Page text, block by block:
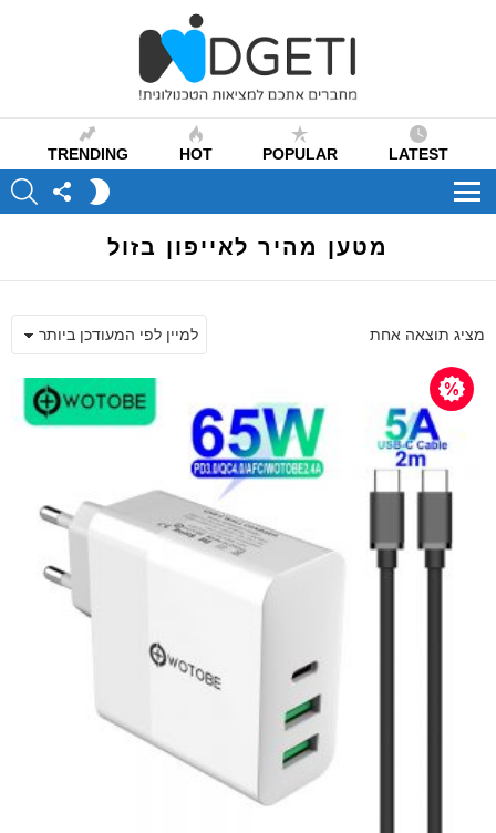
LATEST
POPULAR
HOT
TRENDING
Menu
SWITCH
SKIN
US
מטען מהיר לאייפון בזול
מציג תוצאה אחת